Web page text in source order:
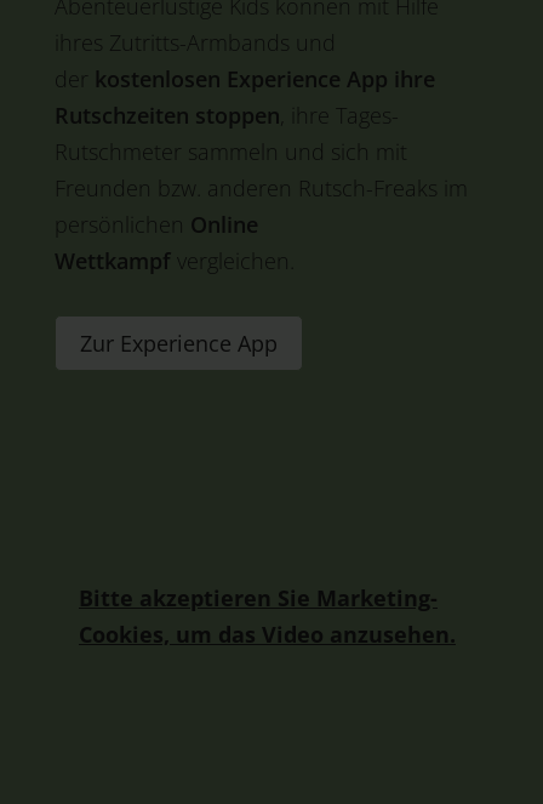
ihres Zutritts-Armbands und
der kostenlosen Experience App ihre
Rutschzeiten stoppen , ihre Tages-
Rutschmeter sammeln und sich mit
Freunden bzw. anderen Rutsch-Freaks im
persönlichen Online
Wettkampf vergleichen.
Zur Experience App
Bitte akzeptieren Sie Marketing-
Cookies, um das Video anzusehen.